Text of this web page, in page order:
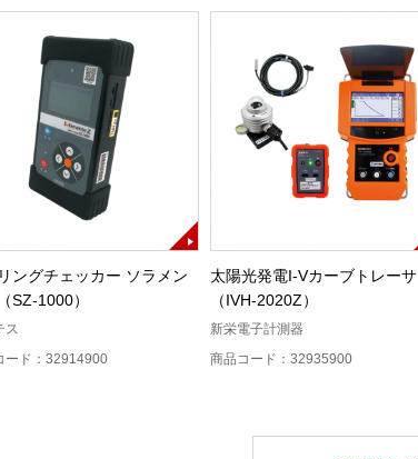
ングチェッカー ソラメン
SZ-1000）
ス
ード：32914900
太陽光発電I-Vカーブトレーサ
（IVH-2020Z）
新栄電子計測器
商品コード：32935900